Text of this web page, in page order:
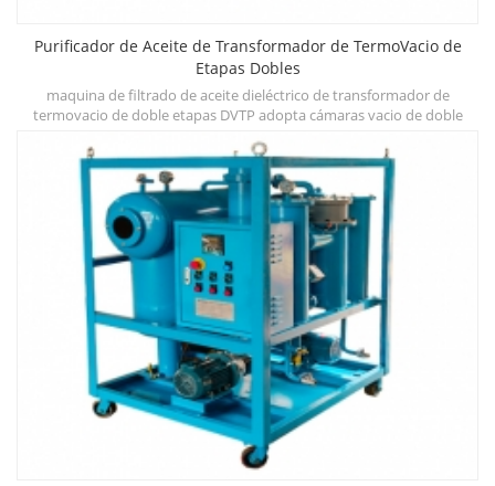
Purificador de Aceite de Transformador de TermoVacio de
Etapas Dobles
maquina de filtrado de aceite dieléctrico de transformador de
termovacio de doble etapas DVTP adopta cámaras vacio de doble
etapas,que pueden mejorar rápidamente la rigidez dielectrica,reducir
el contenido de agua,gas y partículas y otros contaminantes.